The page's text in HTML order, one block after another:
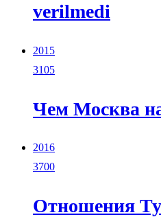
verilmedi
2015
3105
Чем Москва
2016
3700
Отношения